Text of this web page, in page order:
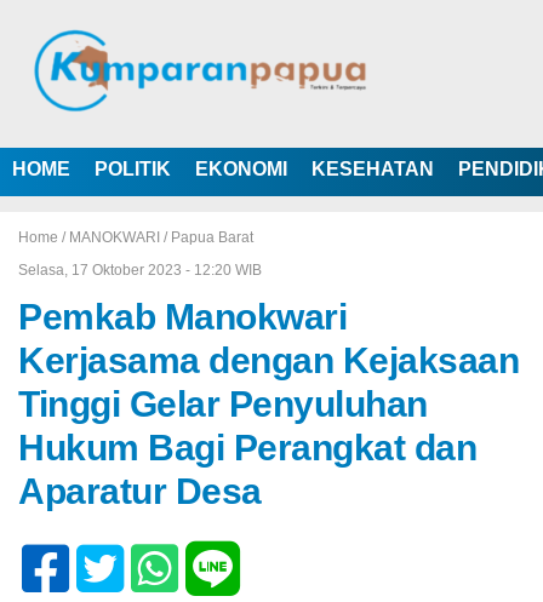
HOME POLITIK EKONOMI KESEHATAN
Home / MANOKWARI / Papua Barat
Selasa, 17 Oktober 2023 - 12:20 WIB
Pemkab Manokwari
Kerjasama dengan Kejaksaan
Tinggi Gelar Penyuluhan
Hukum Bagi Perangkat dan
Aparatur Desa